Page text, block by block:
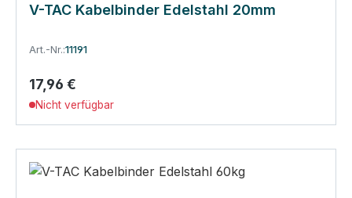
V-TAC Kabelbinder Edelstahl 20mm
Art.-Nr.:11191
Regulärer Preis:
17,96 €
Nicht verfügbar